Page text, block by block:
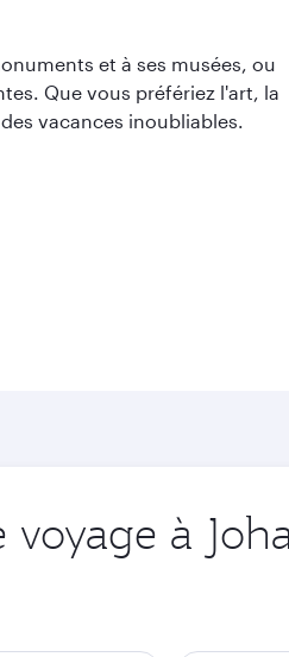
et à ses musées, ou
Que vous préfériez l'art, la
vacances inoubliables.
à